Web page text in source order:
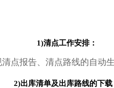
1)清点工作安排：
点报告、清点路线的自动
2)出库清单及出库路线的下